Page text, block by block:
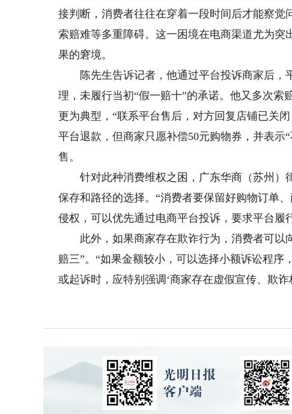
接判断，消费者往往在穿着一段时间后才能察觉
索赔难等多重障碍。这一困境在电商渠道尤为
果的窘境。
陈先生告诉记者，他通过平台投诉商家后，
理，未履行当初“假一赔十”的承诺。他又多次索
更为典型，“联系平台售后，对方回复店铺已关
平台退款，但商家只愿补偿50元购物券，并表
售。
针对此种消费维权之困，广东华商（苏州）
保存和路径的选择。“消费者要保留好购物订单
侵权，可以优先通过电商平台投诉，要求平台履
此外，如果商家存在欺诈行为，消费者可以
赔三”。“如果金额较小，可以选择小额诉讼程
或起诉时，应特别强调‘商家存在虚假宣传、欺